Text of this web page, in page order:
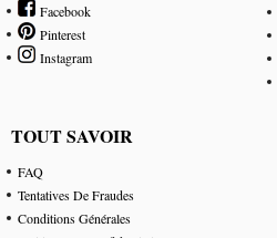
Facebook
Pinterest
Instagram
TOUT SAVOIR
FAQ
Tentatives De Fraudes
Conditions Générales